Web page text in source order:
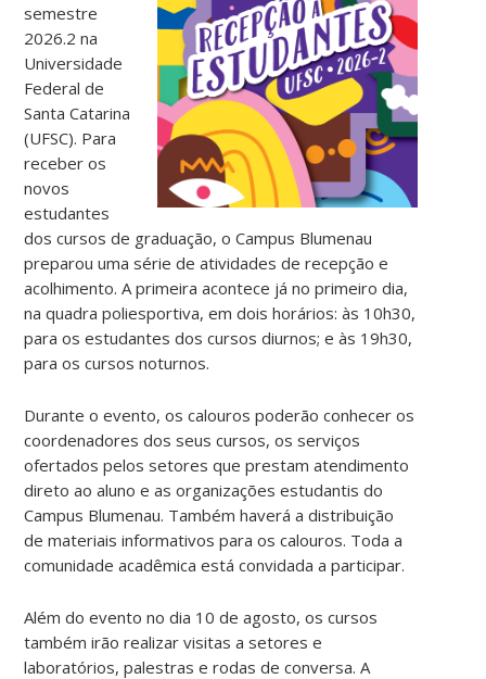
semestre
2026.2 na
Universidade
Federal de
Santa Catarina
(UFSC). Para
receber os
novos
estudantes
dos cursos de graduação, o Campus Blumenau
preparou uma série de atividades de recepção e
acolhimento. A primeira acontece já no primeiro dia,
na quadra poliesportiva, em dois horários: às 10h30,
para os estudantes dos cursos diurnos; e às 19h30,
para os cursos noturnos.
Durante o evento, os calouros poderão conhecer os
coordenadores dos seus cursos, os serviços
ofertados pelos setores que prestam atendimento
direto ao aluno e as organizações estudantis do
Campus Blumenau. Também haverá a distribuição
de materiais informativos para os calouros. Toda a
comunidade acadêmica está convidada a participar.
Além do evento no dia 10 de agosto, os cursos
também irão realizar visitas a setores e
laboratórios, palestras e rodas de conversa. A